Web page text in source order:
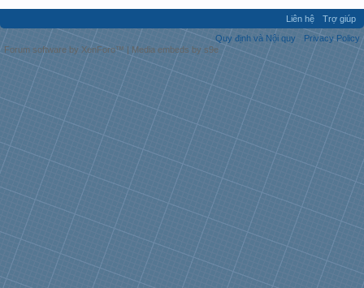
Liên hệ
Trợ giúp
Quy định và Nội quy
Privacy Policy
Forum software by XenForo™ | Media embeds by s9e